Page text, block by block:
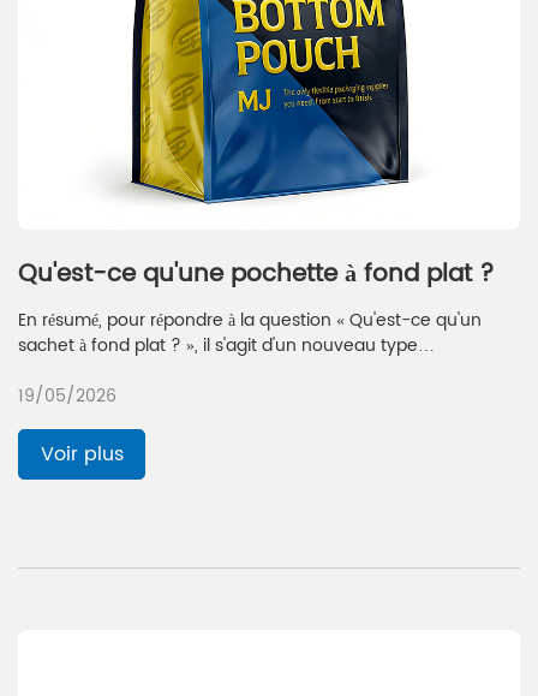
Qu'est-ce qu'une pochette à fond plat ?
En résumé, pour répondre à la question « Qu'est-ce qu'un
sachet à fond plat ? », il s'agit d'un nouveau type
résout non seulement le problème de la stabilité des sachets
produits à plusieurs égards : apparence, étanchéité et
conservation de la fraîcheur.
19/05/2026
Voir plus